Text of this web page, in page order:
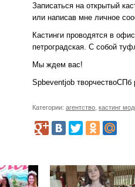
Записаться на открытый
или написав мне личное
Кастинги проводятся в
петроградская. С собой
Мы ждем вас!
Spbeventjob
Категории: агентство кастинг